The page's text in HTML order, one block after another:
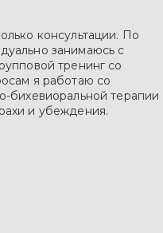
консультации. По
занимаюсь с
тренинг со
я работаю со
бихевиоральной терапии
и убеждения.